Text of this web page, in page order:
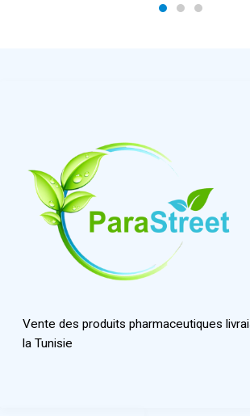
Vente des produits pharmaceutiques
la Tunisie